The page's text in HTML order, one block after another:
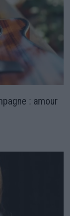
: amour